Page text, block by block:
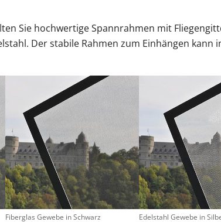
Sie hochwertige Spannrahmen mit
Der stabile Rahmen zum Einhängen kann
Fiberglas Gewebe in Schwarz Edelstahl Gewebe in